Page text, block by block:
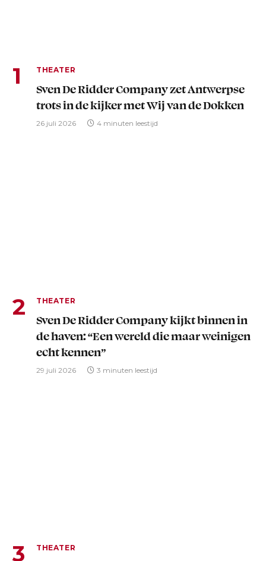
THEATER
Sven De Ridder Company zet Antwerpse
trots in de kijker met Wij van de Dokken
26 juli 2026 4 minuten leestijd
THEATER
Sven De Ridder Company kijkt binnen in
de haven: “Een wereld die maar weinigen
echt kennen”
29 juli 2026 3 minuten leestijd
THEATER